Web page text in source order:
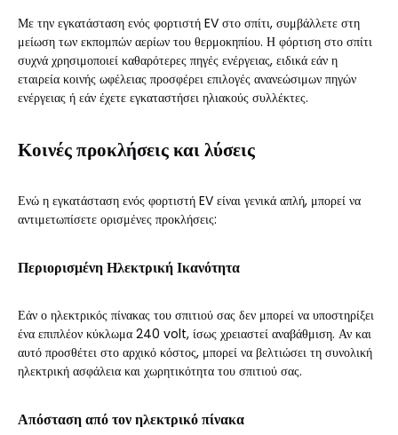
Με την εγκατάσταση ενός φορτιστή EV στο σπίτι, συμβάλλετε στη
μείωση των εκπομπών αερίων του θερμοκηπίου. Η φόρτιση στο σπίτι
συχνά χρησιμοποιεί καθαρότερες πηγές ενέργειας, ειδικά εάν η
εταιρεία κοινής ωφέλειας προσφέρει επιλογές ανανεώσιμων πηγών
ενέργειας ή εάν έχετε εγκαταστήσει ηλιακούς συλλέκτες.
Κοινές προκλήσεις και λύσεις
Ενώ η εγκατάσταση ενός φορτιστή EV είναι γενικά απλή, μπορεί να
αντιμετωπίσετε ορισμένες προκλήσεις:
Περιορισμένη Ηλεκτρική Ικανότητα
Εάν ο ηλεκτρικός πίνακας του σπιτιού σας δεν μπορεί να υποστηρίξει
ένα επιπλέον κύκλωμα 240 volt, ίσως χρειαστεί αναβάθμιση. Αν και
αυτό προσθέτει στο αρχικό κόστος, μπορεί να βελτιώσει τη συνολική
ηλεκτρική ασφάλεια και χωρητικότητα του σπιτιού σας.
Απόσταση από τον ηλεκτρικό πίνακα